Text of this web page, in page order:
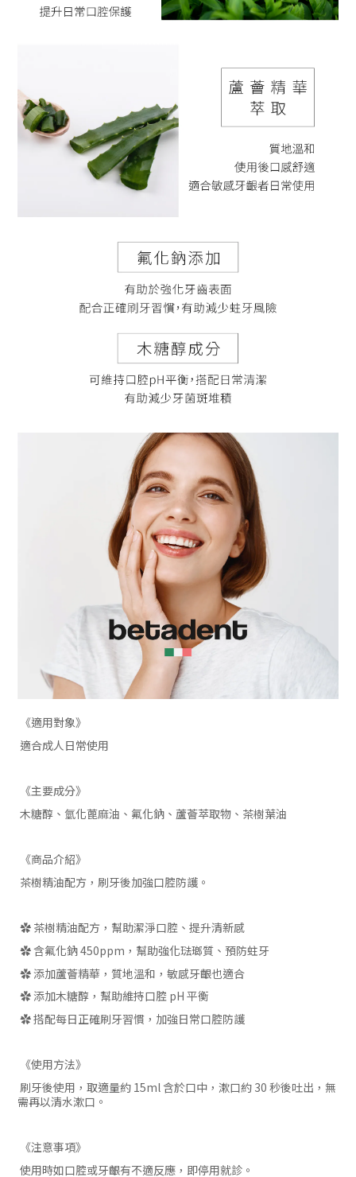
《適用對象》
適合成人日常使用
《主要成分》
木糖醇、氫化蓖麻油、氟化鈉、蘆薈萃取物、茶樹葉油
《商品介紹》
茶樹精油配方，刷牙後加強口腔防護。
✿ 茶樹精油配方，幫助潔淨口腔、提升清新感
✿ 含氟化鈉 450ppm，幫助強化琺瑯質、預防蛀牙
✿ 添加蘆薈精華，質地溫和，敏感牙齦也適合
✿ 添加木糖醇，幫助維持口腔 pH 平衡
✿ 搭配每日正確刷牙習慣，加強日常口腔防護
《使用方法》
刷牙後使用，取適量約 15ml 含於口中，漱口約 30 秒後吐出，無
需再以清水漱口。
《注意事項》
使用時如口腔或牙齦有不適反應，即停用就診。